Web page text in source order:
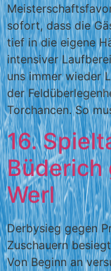
sofort, dass die
tief in die eigene
intensiver
uns immer wieder
der
Torchancen. So
16.
Büderich
Werl
Derbysieg gegen
Zuschauern
Von Beginn an